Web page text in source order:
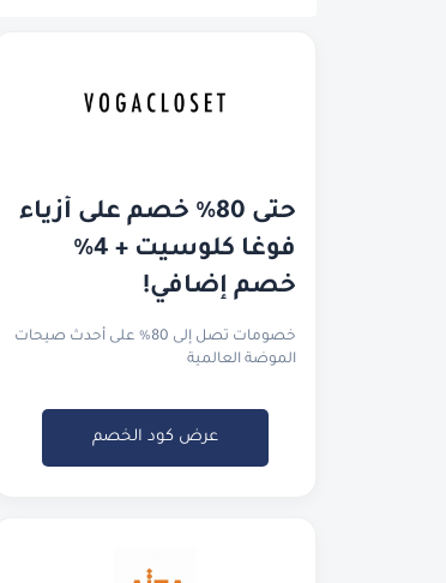
خصم إضافي!
خصومات تصل إلى 80% على أحدث صيحات
الموضة العالمية
عرض كود الخصم